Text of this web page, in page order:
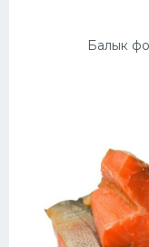
Балык